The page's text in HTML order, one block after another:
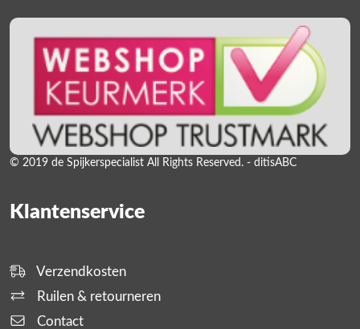
© 2019 de Spijkerspecialist All Rights Reserved. - ditisABC
Klantenservice
Verzendkosten
Ruilen & retourneren
Contact